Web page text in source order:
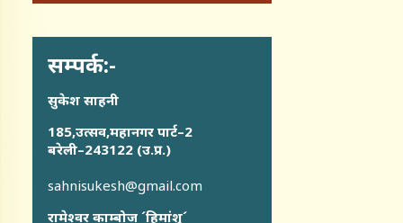
सम्पर्क:-
सुकेश साहनी
185,उत्सव,महानगर पार्ट–2
बरेली–243122 (उ.प्र.)
sahnisukesh@gmail.com
रामेश्वर काम्बोज ´हिमांशु´